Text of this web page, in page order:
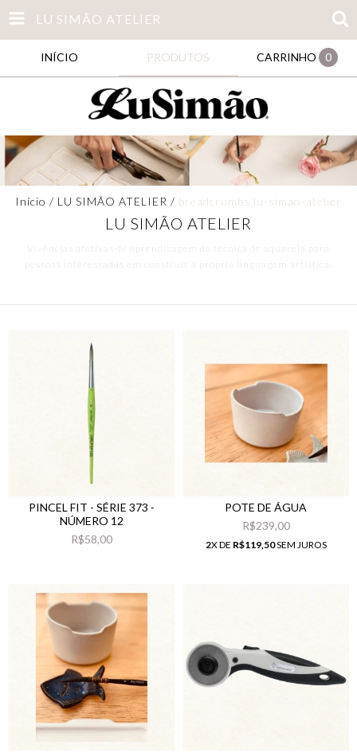
LU SIMÃO ATELIER
INÍCIO PRODUTOS CARRINHO 0
Início / LU SIMÃO ATELIER / breadcrumbs.lu-simao-atelier
LU SIMÃO ATELIER
Vivências afetivas de aprendizagem da técnica de aquarela para
pessoas interessadas em construir a própria linguagem artística.
PINCEL FIT - SÉRIE 373 -
NÚMERO 12
R$58,00
POTE DE ÁGUA
R$239,00
2X DE R$119,50SEM JUROS